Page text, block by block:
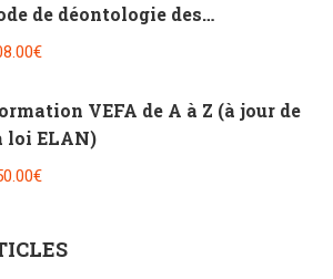
de déontologie des
de l’immobilier [2h]
VEFA de A à Z (à jour de
loi ELAN)